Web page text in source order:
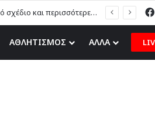
Η. Καραβόλιας στον topfm: «Το ερασιτεχνικό ποδόσφαιρο χρειάζεται στρατηγικό σχέδιο και περισσότερες ευκαιρίες για τα δικά μας παιδιά» (ηχητικό)
ΑΘΛΗΤΙΣΜΟΣ ΑΛΛΑ